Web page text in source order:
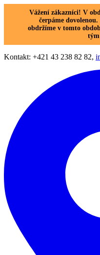
Vážení zákazníci! V
čerpáme
obdržíme v tomto
Kontakt: +421 43 238 82 82,